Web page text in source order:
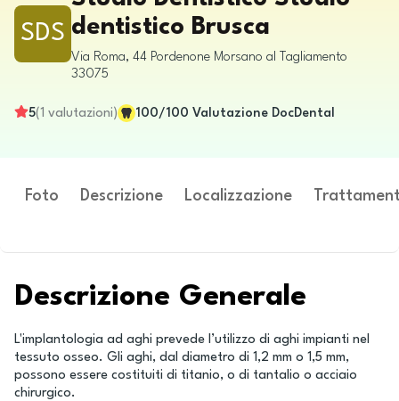
SDS dentistico Brusca
Via Roma, 44 Pordenone Morsano al Tagliamento
33075
5(1 valutazioni) 100/100 Valutazione DocDental
Foto Descrizione Localizzazione
Descrizione Generale
L'implantologia ad aghi prevede l’utilizzo di aghi impianti nel
tessuto osseo. Gli aghi, dal diametro di 1,2 mm o 1,5 mm,
possono essere costituiti di titanio, o di tantalio o acciaio
chirurgico.